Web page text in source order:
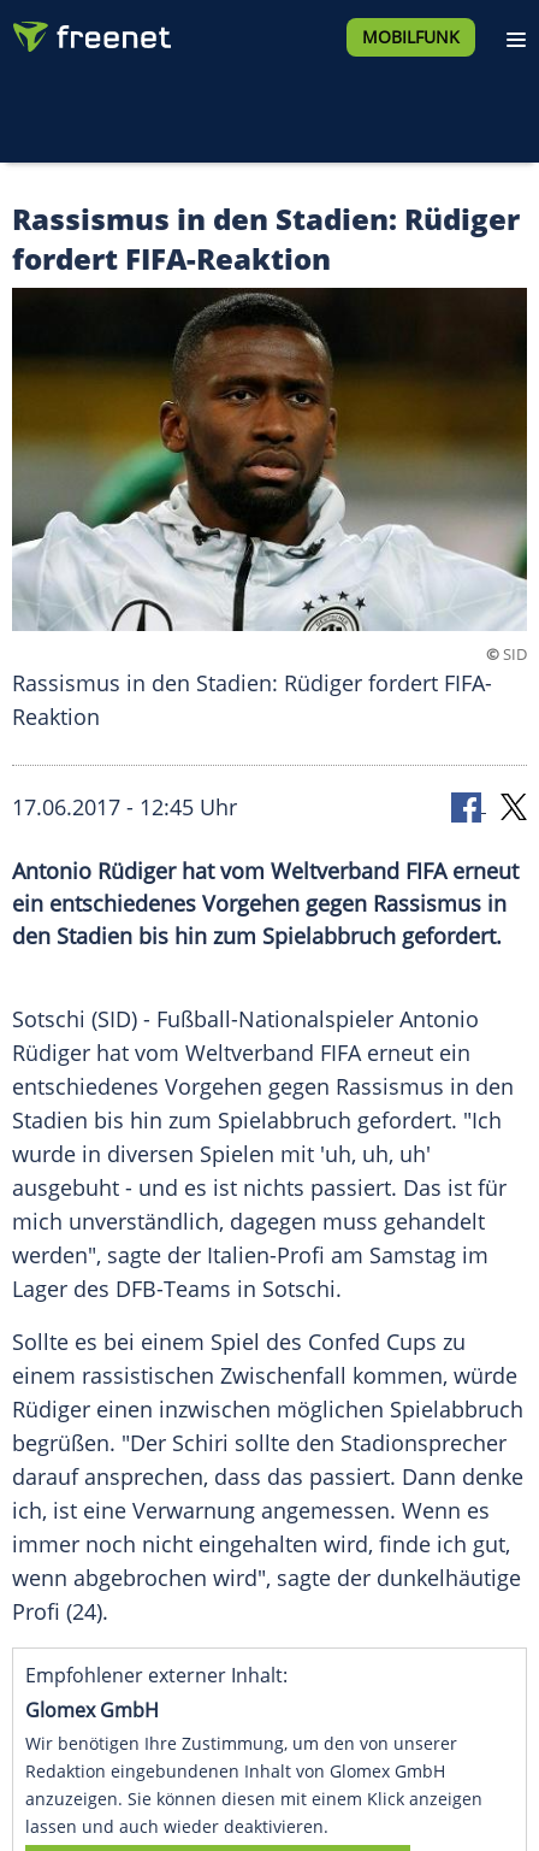
MOBILFUNK
Rassismus in den Stadien: Rüdiger
fordert FIFA-Reaktion
©SID
Rassismus in den Stadien: Rüdiger fordert FIFA-
Reaktion
17.06.2017 - 12:45 Uhr
Antonio Rüdiger hat vom Weltverband FIFA erneut
ein entschiedenes Vorgehen gegen Rassismus in
den Stadien bis hin zum Spielabbruch gefordert.
Sotschi (SID) - Fußball-Nationalspieler Antonio
Rüdiger hat vom Weltverband FIFAerneut ein
entschiedenes Vorgehen gegen Rassismus in den
Stadien bis hin zum Spielabbruch gefordert. "Ich
wurde in diversen Spielen mit 'uh, uh, uh'
ausgebuht - und es ist nichts passiert. Das ist für
mich unverständlich, dagegen muss gehandelt
werden", sagte der Italien-Profi am Samstag im
Lager des DFB-Teams in Sotschi.
Sollte es bei einem Spiel des Confed Cups zu
einem rassistischen Zwischenfall kommen, würde
Rüdiger einen inzwischen möglichen Spielabbruch
begrüßen. "Der Schiri sollte den Stadionsprecher
darauf ansprechen, dass das passiert. Dann denke
ich, ist eine Verwarnung angemessen. Wenn es
immer noch nicht eingehalten wird, finde ich gut,
wenn abgebrochen wird", sagte der dunkelhäutige
Profi (24).
Empfohlener externer Inhalt:
Glomex GmbH
Wir benötigen Ihre Zustimmung, um den von unserer
Redaktion eingebundenen Inhalt von Glomex GmbH
anzuzeigen. Sie können diesen mit einem Klick anzeigen
lassen und auch wieder deaktivieren.